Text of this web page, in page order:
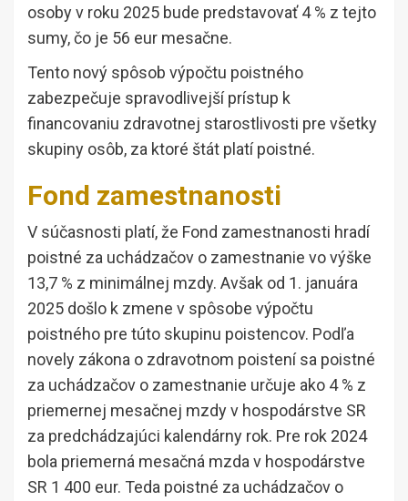
osoby v roku 2025 bude predstavovať 4 % z tejto
sumy, čo je 56 eur mesačne.
Tento nový spôsob výpočtu poistného
zabezpečuje spravodlivejší prístup k
financovaniu zdravotnej starostlivosti pre všetky
skupiny osôb, za ktoré štát platí poistné.
Fond zamestnanosti
V súčasnosti platí, že Fond zamestnanosti hradí
poistné za uchádzačov o zamestnanie vo výške
13,7 % z minimálnej mzdy. Avšak od 1. januára
2025 došlo k zmene v spôsobe výpočtu
poistného pre túto skupinu poistencov. Podľa
novely zákona o zdravotnom poistení sa poistné
za uchádzačov o zamestnanie určuje ako 4 % z
priemernej mesačnej mzdy v hospodárstve SR
za predchádzajúci kalendárny rok. Pre rok 2024
bola priemerná mesačná mzda v hospodárstve
SR 1 400 eur. Teda poistné za uchádzačov o